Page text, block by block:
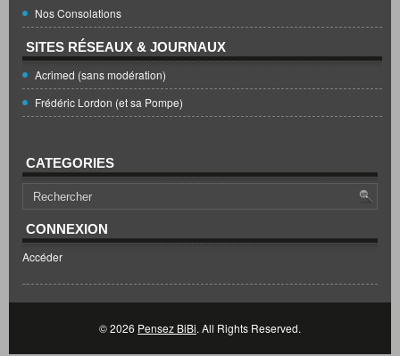
Nos Consolations
SITES RÉSEAUX & JOURNAUX
Acrimed (sans modération)
Frédéric Lordon (et sa Pompe)
CATEGORIES
CONNEXION
Accéder
© 2026 Pensez BiBi. All Rights Reserved.